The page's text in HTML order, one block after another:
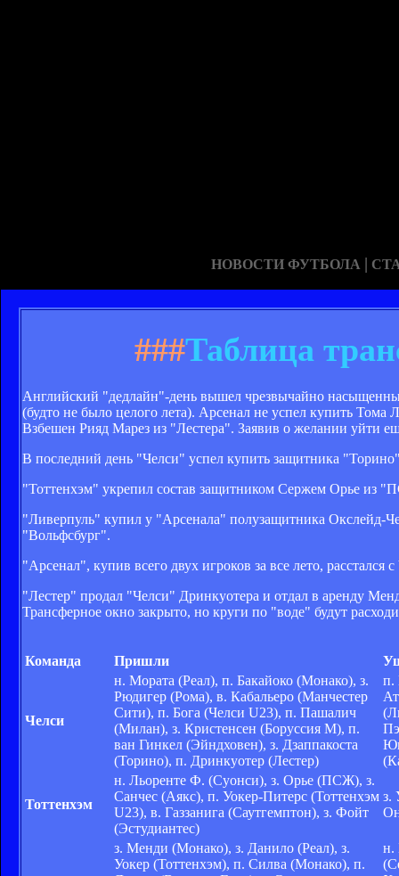
НОВОСТИ ФУТБОЛА |
###Таблица
Английский "дедлайн"-день вышел чрезвычайно
(будто не было целого лета). Арсенал не успел купить
Взбешен Рияд Марез из "Лестера". Заявив о желании уйти
В последний день "Челси" успел купить защитника
"Тоттенхэм" укрепил состав защитником Сержем Орье
"Ливерпуль" купил у "Арсенала" полузащитника Окслейд-
"Вольфсбург".
"Арсенал", купив всего двух игроков за все лето,
"Лестер" продал "Челси" Дринкуотера и отдал в аренду
Трансферное окно закрыто, но круги по "воде" будут
Команда Пришли
Челси
н. Мората (Реал), п. Бакайоко (Монако), з.
Рюдигер (Рома), в. Кабальеро (Манчестер
Сити), п. Бога (Челси U23), п. Пашалич
(Милан), з. Кристенсен (Боруссия М), п.
ван Гинкел (Эйндховен), з. Дзаппакоста
(Торино), п. Дринкуотер (Лестер)
п.
Тоттенхэм
н. Льоренте Ф. (Суонси), з. Орье (ПСЖ), з.
Санчес (Аякс), п. Уокер-Питерс (Тоттенхэм
U23), в. Газзанига (Саутгемптон), з. Фойт
(Эстудиантес)
з.
з. Менди (Монако), з. Данило (Реал), з.
Уокер (Тоттенхэм), п. Силва (Монако), п.
н.